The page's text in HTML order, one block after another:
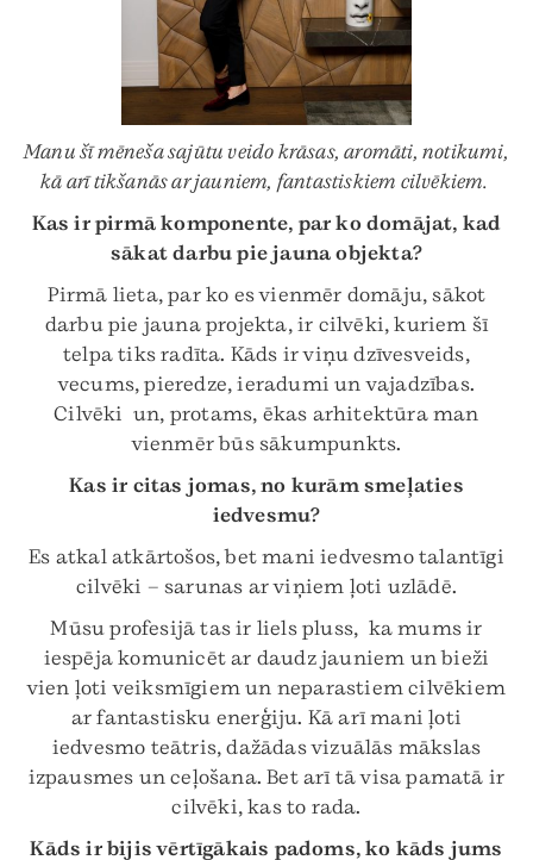
Manu šī mēneša sajūtu veido krāsas, aromāti, notikumi,
kā arī tikšanās ar jauniem, fantastiskiem cilvēkiem.
Kas ir pirmā komponente, par ko domājat, kad
sākat darbu pie jauna objekta?
Pirmā lieta, par ko es vienmēr domāju, sākot
darbu pie jauna projekta, ir cilvēki, kuriem šī
telpa tiks radīta. Kāds ir viņu dzīvesveids,
vecums, pieredze, ieradumi un vajadzības.
Cilvēki un, protams, ēkas arhitektūra man
vienmēr būs sākumpunkts.
Kas ir citas jomas, no kurām smeļaties
iedvesmu?
Es atkal atkārtošos, bet mani iedvesmo talantīgi
cilvēki – sarunas ar viņiem ļoti uzlādē.
Mūsu profesijā tas ir liels pluss, ka mums ir
iespēja komunicēt ar daudz jauniem un bieži
vien ļoti veiksmīgiem un neparastiem cilvēkiem
ar fantastisku enerģiju. Kā arī mani ļoti
iedvesmo teātris, dažādas vizuālās mākslas
izpausmes un ceļošana. Bet arī tā visa pamatā ir
cilvēki, kas to rada.
Kāds ir bijis vērtīgākais padoms, ko kāds jums